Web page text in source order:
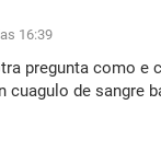
16:39
pregunta como e
cuagulo de sangre